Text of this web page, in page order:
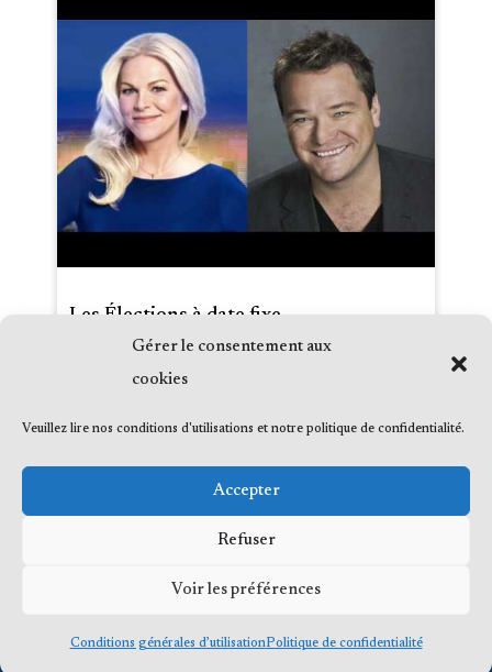
Gérer le consentement aux
cookies
Veuillez lire nos conditions d'utilisations et notre politique de confidentialité.
Accepter
Refuser
Voir les préférences
Conditions générales d’utilisationPolitique de confidentialité
Les Élections à date fixe
2012-08-27
Émission :
© 2023 Me Frédéric Bérard, tous droits